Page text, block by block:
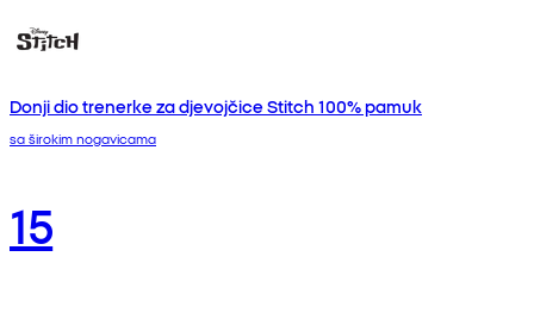
Donji dio trenerke za djevojčice Stitch 100% pamuk
sa širokim nogavicama
15